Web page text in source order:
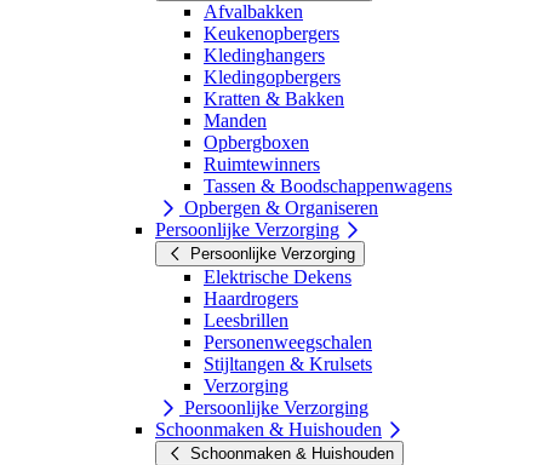
Afvalbakken
Keukenopbergers
Kledinghangers
Kledingopbergers
Kratten & Bakken
Manden
Opbergboxen
Ruimtewinners
Tassen & Boodschappenwagens
Opbergen & Organiseren
Persoonlijke Verzorging
Persoonlijke Verzorging
Elektrische Dekens
Haardrogers
Leesbrillen
Personenweegschalen
Stijltangen & Krulsets
Verzorging
Persoonlijke Verzorging
Schoonmaken & Huishouden
Schoonmaken & Huishouden